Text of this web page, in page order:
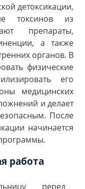
детоксикации,
токсинов из
препараты,
а также
органов. В
физические
его
медицинских
и делает
После
начинается
работа